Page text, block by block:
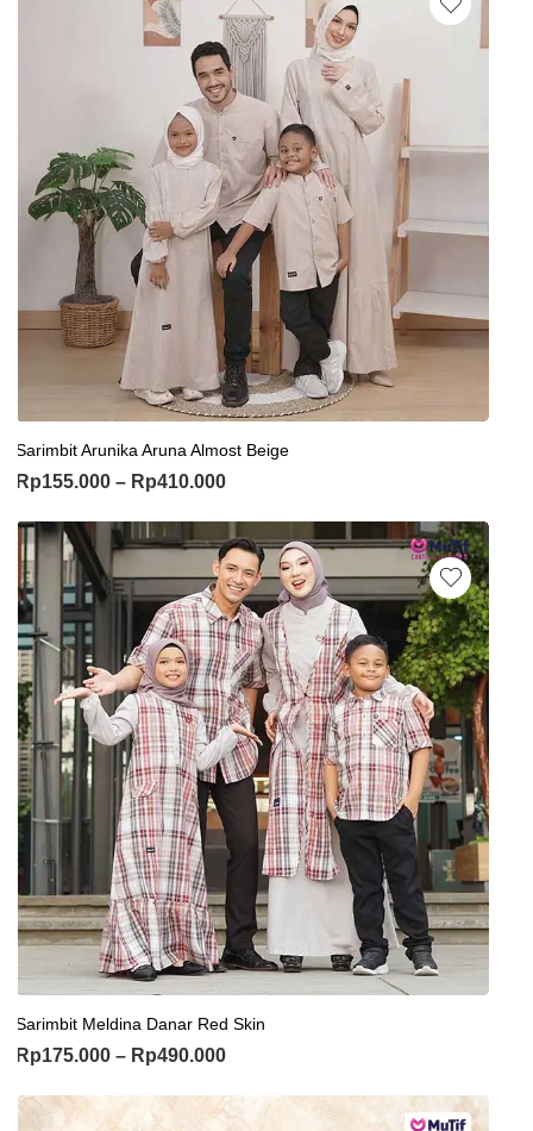
Sarimbit Arunika Aruna Almost Beige
Rp155.000 – Rp410.000
Sarimbit Meldina Danar Red Skin
Rp175.000 – Rp490.000